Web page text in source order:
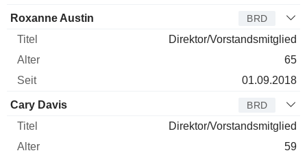
Roxanne Austin BRD
Direktor/Vorstandsmitglied
65
01.09.2018
Cary Davis BRD
Direktor/Vorstandsmitglied
59